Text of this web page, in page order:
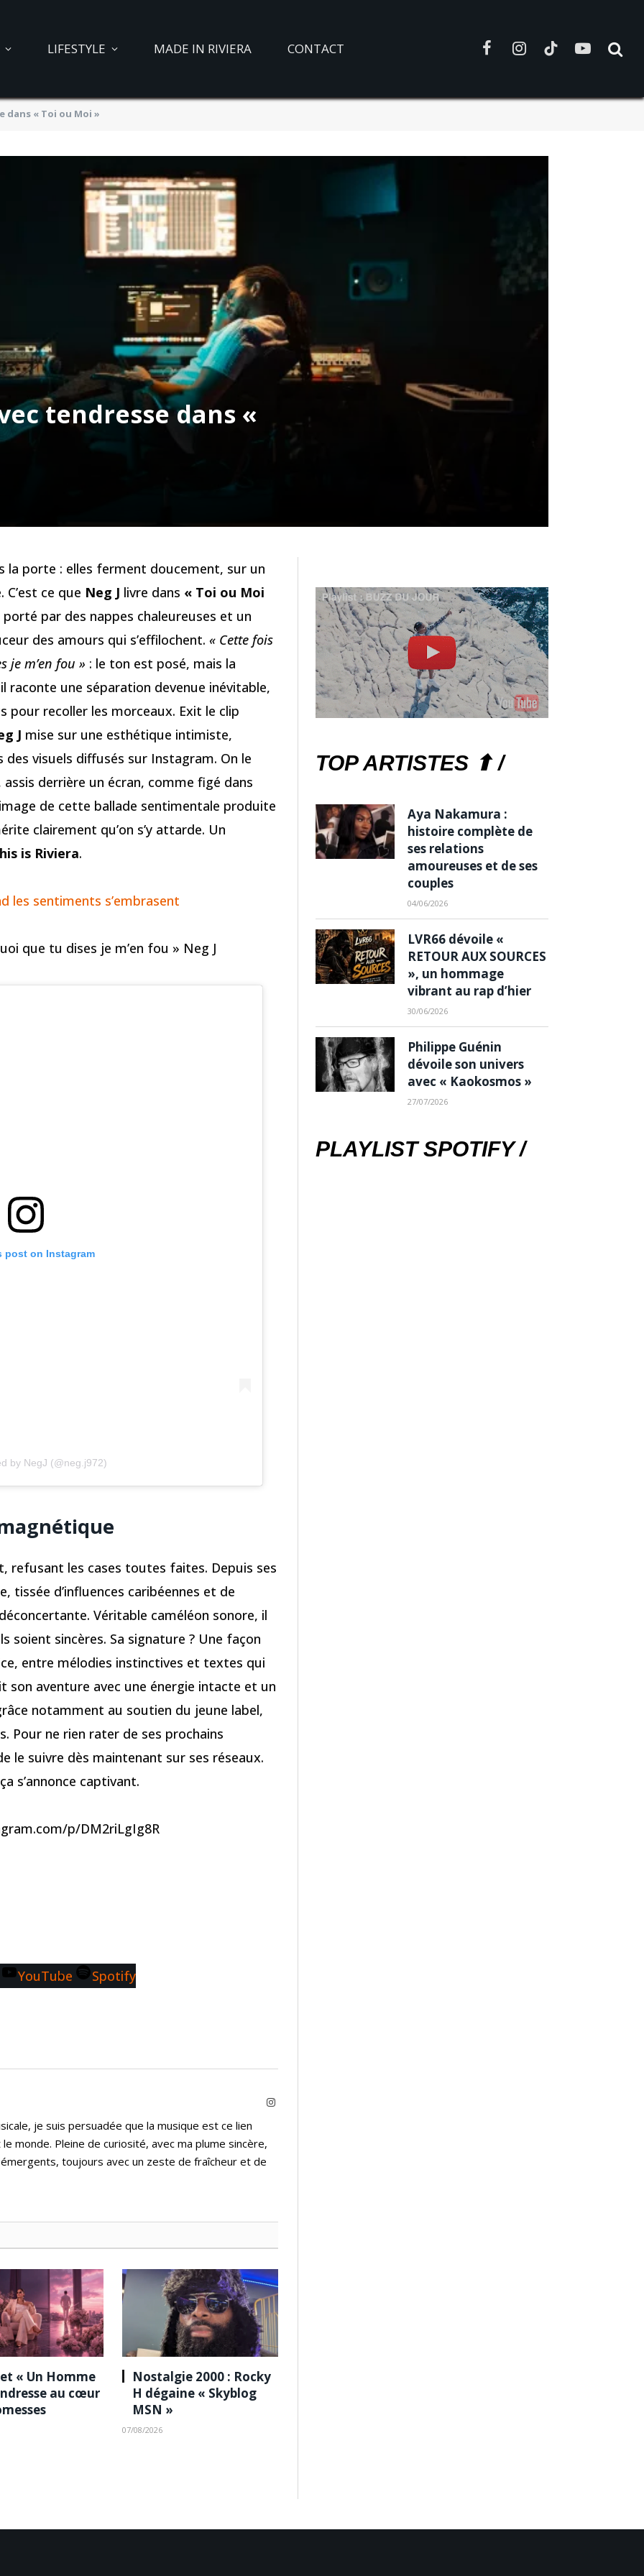
LIFESTYLE MADE IN RIVIERA CONTACT FacebookInstagramTikTokYouTube
dans « Toi ou Moi »
tendresse dans «
la porte : elles ferment doucement, sur un
ce que Neg J livre dans « Toi ou Moi
par des nappes chaleureuses et un
des amours qui s’effilochent. « Cette fois
je m’en fou » : le ton est posé, mais la
raconte une séparation devenue inévitable,
recoller les morceaux. Exit le clip
J mise sur une esthétique intimiste,
visuels diffusés sur Instagram. On le
derrière un écran, comme figé dans
de cette ballade sentimentale produite
clairement qu’on s’y attarde. Un
is Riviera.
les sentiments s’embrasent
que tu dises je m’en fou » Neg J
post on Instagram
by NegJ (@neg.j972)
refusant les cases toutes faites. Depuis ses
tissée d’influences caribéennes et de
Véritable caméléon sonore, il
soient sincères. Sa signature ? Une façon
entre mélodies instinctives et textes qui
son aventure avec une énergie intacte et un
notamment au soutien du jeune label,
Pour ne rien rater de ses prochains
le suivre dès maintenant sur ses réseaux.
s’annonce captivant.
p/DM2riLgIg8R
YouTube Spotify
Instagram
je suis persuadée que la musique est ce lien
monde. Pleine de curiosité, avec ma plume sincère,
toujours avec un zeste de fraîcheur et de
« Un Homme
au cœur
Nostalgie 2000 : Rocky
H dégaine « Skyblog
MSN »
07/08/2026
TOP ARTISTES ⬆ /
Aya Nakamura :
histoire complète de
ses relations
amoureuses et de ses
couples
04/06/2026
LVR66 dévoile «
RETOUR AUX SOURCES
», un hommage
vibrant au rap d’hier
30/06/2026
Philippe Guénin
dévoile son univers
avec « Kaokosmos »
27/07/2026
PLAYLIST SPOTIFY /